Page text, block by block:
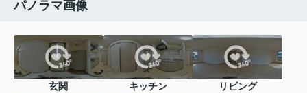
パノラマ画像
玄関 キッチン リビング